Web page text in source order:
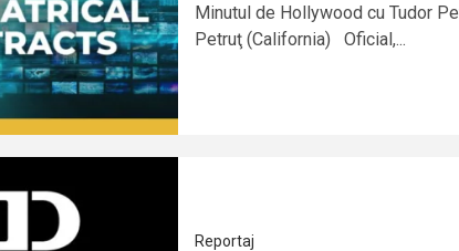
Minutul de Hollywood cu Tudor
Petruţ (California) Oficial,...
Reportaj